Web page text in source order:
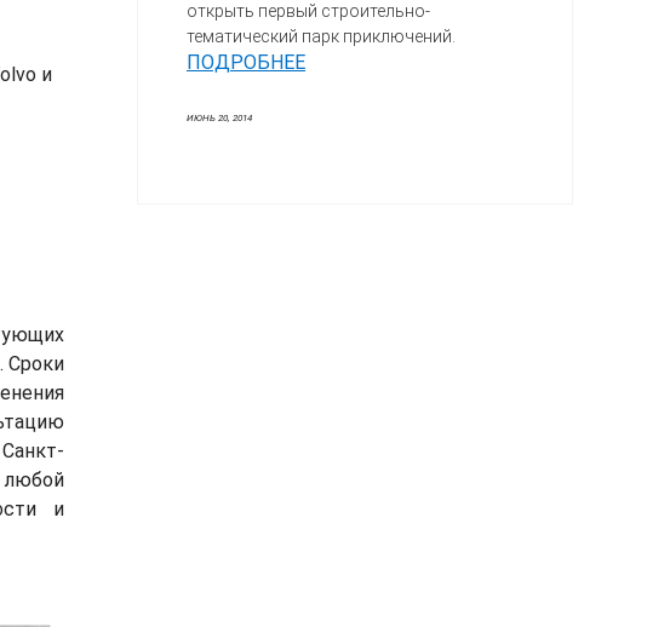
и
Сроки
любой
и
открыть первый строительно-
тематический парк приключений.
ПОДРОБНЕЕ
ИЮНЬ 20, 2014